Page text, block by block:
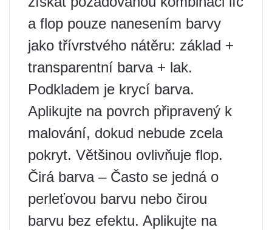
a flop pouze nanesením barvy
jako třívrstvého nátěru: základ +
transparentní barva + lak.
Podkladem je krycí barva.
Aplikujte na povrch připravený k
malování, dokud nebude zcela
pokryt. Většinou ovlivňuje flop.
Čirá barva – Často se jedná o
perleťovou barvu nebo čirou
barvu bez efektu. Aplikujte na